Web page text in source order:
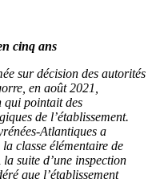
cinq ans
sur décision des autorités
en août 2021,
qui pointait des
de l’établissement.
Atlantiques a
classe élémentaire de
suite d’une inspection
que l’établissement